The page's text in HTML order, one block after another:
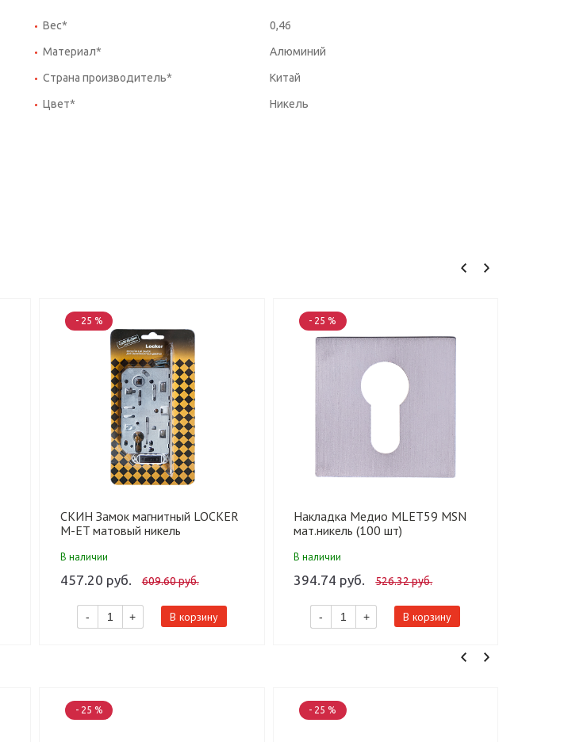
Вес* 0,46
Материал* Алюминий
Страна производитель* Китай
Цвет* Никель
- 25 %
СКИН Замок магнитный LOCKER
M-ET матовый никель
В наличии
457.20 руб. 609.60 руб.
- + В корзину
- 25 %
Накладка Медио MLET59 MSN
мат.никель (100 шт)
В наличии
394.74 руб. 526.32 руб.
- + В корзину
- 25 % - 25 %